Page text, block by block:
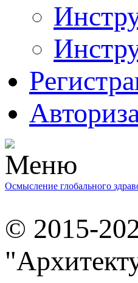
Осмысление глобального
© 2015-